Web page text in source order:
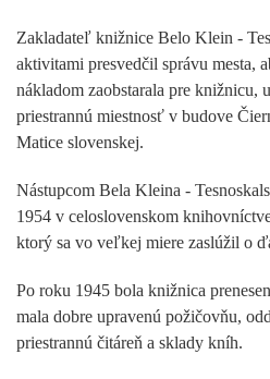
Zakladateľ knižnice Belo Klein -
aktivitami presvedčil správu mesta,
nákladom zaobstarala pre knižnicu,
priestrannú miestnosť v budove
Matice slovenskej.
Nástupcom Bela Kleina -
1954 v celoslovenskom
ktorý sa vo veľkej miere zaslúžil o
Po roku 1945 bola knižnica
mala dobre upravenú požičovňu,
priestrannú čitáreň a sklady kníh.